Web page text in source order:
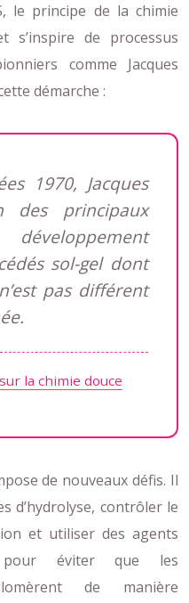
le principe de la chimie
s’inspire de processus
comme Jacques
démarche :
1970, Jacques
des principaux
sol-gel dont
pas différent
la chimie douce
de nouveaux défis. Il
d’hydrolyse, contrôler le
et utiliser des agents
pour éviter que les
de manière